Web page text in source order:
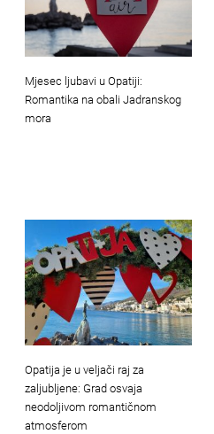
Mjesec ljubavi u Opatiji:
Romantika na obali Jadranskog
mora
Opatija je u veljači raj za
zaljubljene: Grad osvaja
neodoljivom romantičnom
atmosferom